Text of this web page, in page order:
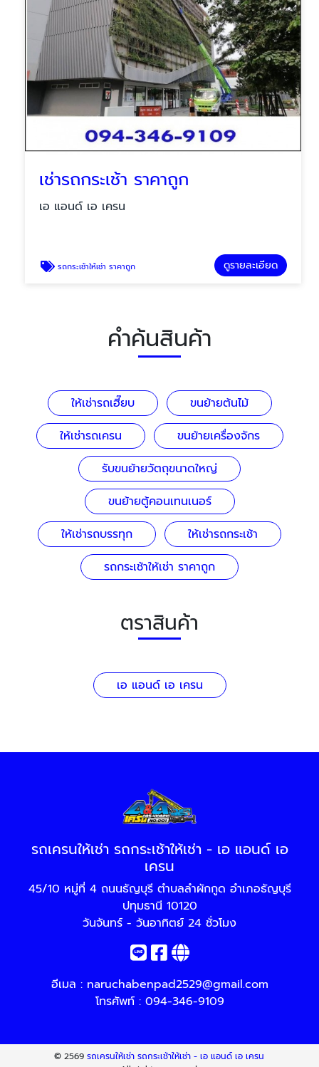
เช่ารถกระเช้า ราคาถูก
เอ แอนด์ เอ เครน
รถกระเช้าให้เช่า ราคาถูก ดูรายละเอียด
คำค้นสินค้า
ให้เช่ารถเฮี๊ยบ
ขนย้ายต้นไม้
ให้เช่ารถเครน
ขนย้ายเครื่องจักร
รับขนย้ายวัตถุขนาดใหญ่
ขนย้ายตู้คอนเทนเนอร์
ให้เช่ารถบรรทุก
ให้เช่ารถกระเช้า
รถกระเช้าให้เช่า ราคาถูก
ตราสินค้า
เอ แอนด์ เอ เครน
รถเครนให้เช่า รถกระเช้าให้เช่า - เอ แอนด์ เอ
เครน
45/10 หมู่ที่ 4 ถนนธัญบุรี ตำบลลำผักกูด อำเภอธัญบุรี
ปทุมธานี 10120
วันจันทร์ - วันอาทิตย์ 24 ชั่วโมง
อีเมล : naruchabenpad2529@gmail.com
โทรศัพท์ : 094-346-9109
© 2569รถเครนให้เช่า รถกระเช้าให้เช่า - เอ แอนด์ เอ เครน